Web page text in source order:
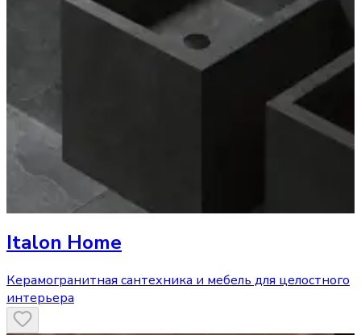
Italon Home
Керамогранитная сантехника и мебель для целостного
интерьера